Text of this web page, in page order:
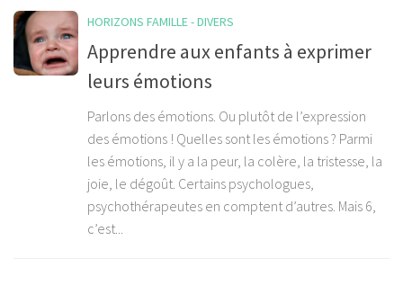
HORIZONS FAMILLE - DIVERS
Apprendre aux enfants à exprimer
leurs émotions
Parlons des émotions. Ou plutôt de l’expression
des émotions ! Quelles sont les émotions ? Parmi
les émotions, il y a la peur, la colère, la tristesse, la
joie, le dégoût. Certains psychologues,
psychothérapeutes en comptent d’autres. Mais 6,
c’est...